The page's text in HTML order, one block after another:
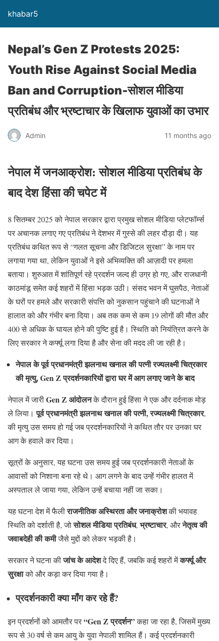
khabar5
Nepal’s Gen Z Protests 2025:
Youth Rise Against Social Media
Ban and Corruption-सोशल मीडिया
प्रतिबंध और भ्रष्टाचार के खिलाफ युवाओं का उभार
Admin 11 months ago
नेपाल में जनआक्रोश: सोशल मीडिया प्रतिबंध के
बाद देश हिंसा की चपेट में
8 सितम्बर 2025 को नेपाल सरकार द्वारा प्रमुख सोशल मीडिया प्लेटफॉर्म्स
पर अचानक लगाए गए प्रतिबंध ने देशभर में गुस्से की लहर दौड़ा दी। यह
प्रतिबंध कथित रूप से “गलत सूचना और डिजिटल सुरक्षा” के नाम पर
लगाया गया था, लेकिन युवाओं ने इसे अभिव्यक्ति की आज़ादी पर हमला
बताया। शुरुआत में शांतिपूर्ण रहे प्रदर्शन जल्द ही उग्र हो गए, और राजधानी
काठमांडू समेत कई शहरों में हिंसा भड़क उठी। संसद भवन में घुसपैठ, नेताओं
के घरों पर हमले और सरकारी संपत्ति को नुकसान पहुंचाने की घटनाओं ने
हालात को और गंभीर बना दिया। अब तक कम से कम 19 लोगों की मौत और
400 से अधिक के घायल होने की पुष्टि हुई है। स्थिति को नियंत्रित करने के
लिए सरकार ने कर्फ्यू लगा दिया है और सेना की मदद ली जा रही है।
नेपाल के पूर्व प्रधानमंत्री झलनाथ खनाल की पत्नी रज्यलक्ष्मी चित्रकार
की मृत्यु, Gen Z प्रदर्शनकारियों द्वारा घर में आग लगाए जाने के बाद
नेपाल में जारीGen Z आंदोलनके दौरान हुई हिंसा ने एक और दर्दनाक मोड़
ले लिया।पूर्व प्रधानमंत्री झलनाथ खनाल की पत्नी, रज्यलक्ष्मी चित्रकार,
की मृत्यु उस समय हो गई जब प्रदर्शनकारियों ने कथित तौर पर उनका घर
आग के हवाले कर दिया।
सूत्रों के अनुसार, यह घटना उस समय हुई जब प्रदर्शनकारी नेताओं के
आवासों को निशाना बना रहे थे। आग लगने के बाद उन्हें गंभीर हालत में
अस्पताल ले जाया गया, लेकिन उन्हें बचाया नहीं जा सका।
यह घटना देश में फैलीराजनीतिक अस्थिरता और जनाक्रोशकी भयावह
स्थिति को दर्शाती है, जोसोशल मीडिया प्रतिबंध, भ्रष्टाचार, औरनेतृत्व की
जवाबदेही की कमीजैसे मुद्दों को लेकर भड़की है।
सरकार ने घटना कीजांच के आदेशदे दिए हैं, जबकि कई शहरों मेंकर्फ्यू और
सुरक्षाको और कड़ा कर दिया गया है।
प्रदर्शनकारी क्या माँग कर रहे हैं?
इन प्रदर्शनों को आमतौर पर“Gen Z प्रदर्शन”कहा जा रहा है, जिसमें मुख्य
रूप से 30 वर्ष से कम आयु के युवा नेपाली शामिल हैं। कई प्रदर्शनकारी